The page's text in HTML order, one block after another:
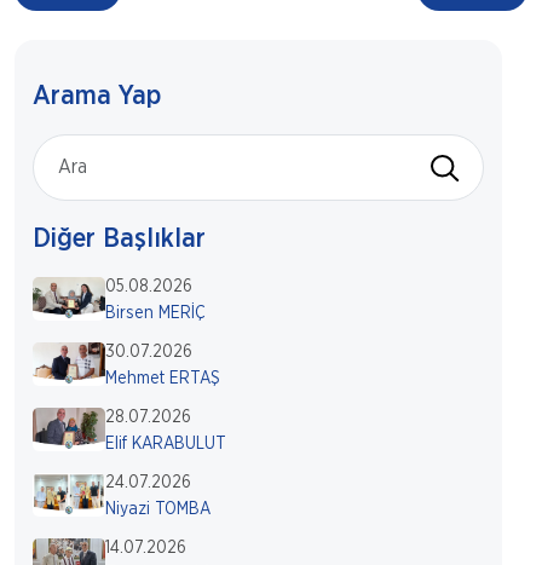
Arama Yap
Diğer Başlıklar
05.08.2026
Birsen MERİÇ
30.07.2026
Mehmet ERTAŞ
28.07.2026
Elif KARABULUT
24.07.2026
Niyazi TOMBA
14.07.2026